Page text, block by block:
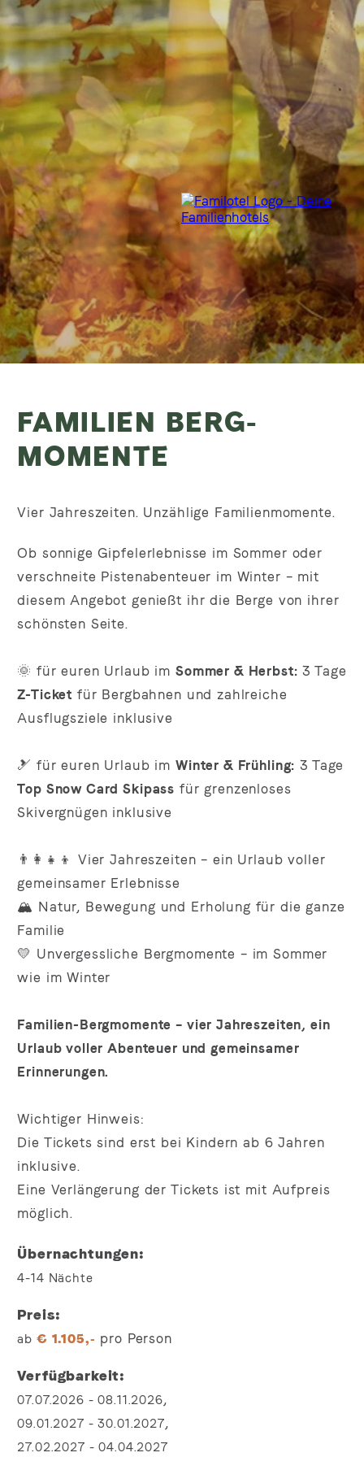
FAMILIEN BERG-
MOMENTE
Vier Jahreszeiten. Unzählige Familienmomente.
Ob sonnige Gipfelerlebnisse im Sommer oder
verschneite Pistenabenteuer im Winter – mit
diesem Angebot genießt ihr die Berge von ihrer
schönsten Seite.
🌞 für euren Urlaub im Sommer & Herbst: 3 Tage
Z-Ticket für Bergbahnen und zahlreiche
Ausflugsziele inklusive
🎿 für euren Urlaub im Winter & Frühling: 3 Tage
Top Snow Card Skipass für grenzenloses
Skivergnügen inklusive
👨‍👩‍👧‍👦 Vier Jahreszeiten – ein Urlaub voller
gemeinsamer Erlebnisse
🏔️ Natur, Bewegung und Erholung für die ganze
Familie
💛 Unvergessliche Bergmomente – im Sommer
wie im Winter
Familien-Bergmomente – vier Jahreszeiten, ein
Urlaub voller Abenteuer und gemeinsamer
Erinnerungen.
Wichtiger Hinweis:
Die Tickets sind erst bei Kindern ab 6 Jahren
inklusive.
Eine Verlängerung der Tickets ist mit Aufpreis
möglich.
Übernachtungen
4-14 Nächte
Preis
ab € 1.105,- pro Person
Verfügbarkeit
07.07.2026 -08.11.2026,
09.01.2027 -30.01.2027,
27.02.2027 -04.04.2027